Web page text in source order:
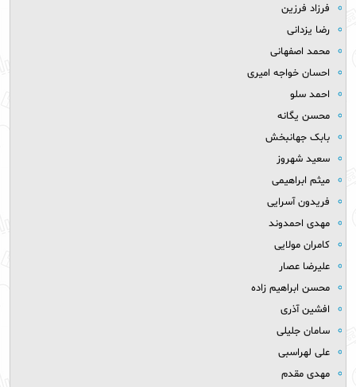
فرزاد فرزین
رضا یزدانی
محمد اصفهانی
احسان خواجه امیری
احمد سلو
محسن یگانه
بابک جهانبخش
سعید شهروز
میثم ابراهیمی
فریدون آسرایی
مهدی احمدوند
کامران مولایی
علیرضا عصار
محسن ابراهیم زاده
افشین آذری
سامان جلیلی
علی لهراسبی
مهدی مقدم